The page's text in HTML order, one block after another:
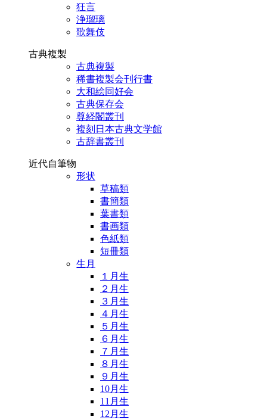
狂言
浄瑠璃
歌舞伎
古典複製
古典複製
稀書複製会刊行書
大和絵同好会
古典保存会
尊経閣叢刊
複刻日本古典文学館
古辞書叢刊
近代自筆物
形状
草稿類
書簡類
葉書類
書画類
色紙類
短冊類
生月
１月生
２月生
３月生
４月生
５月生
６月生
７月生
８月生
９月生
10月生
11月生
12月生